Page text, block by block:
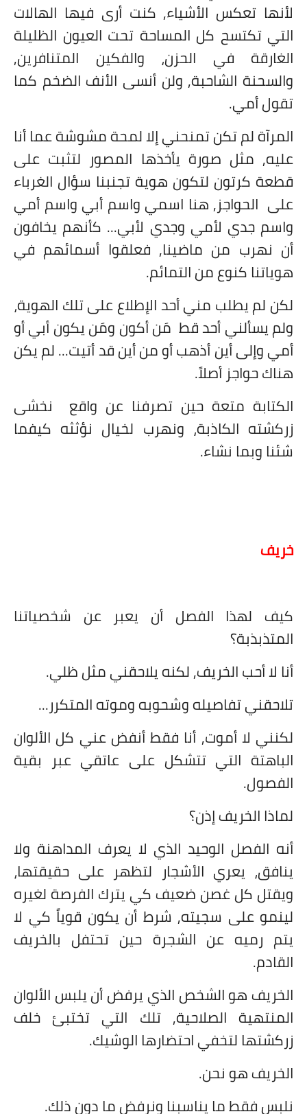
لأنها تعكس الأشياء, كنت أرى فيها الهالات
التي تكتسح كل المساحة تحت العيون الظليلة
الغارقة في الحزن، والفكين المتنافرين,
والسحنة الشاحبة, ولن أنسى الأنف الضخم كما
تقول أمي.
المرآة لم تكن تمنحني إلا لمحة مشوشة عما أنا
عليه, مثل صورة يأخذها المصور لتثبت على
قطعة كرتون لتكون هوية تجنبنا سؤال الغرباء
على الحواجز, هنا اسمي واسم أبي واسم أمي
واسم جدي لأمي وجدي لأبي... كأنهم يخافون
أن نهرب من ماضينا, فعلقوا أسمائهم في
هوياتنا كنوع من التمائم.
لكن لم يطلب مني أحد الإطلاع على تلك الهوية،
ولم يسألني أحد قط مَن أكون ومَن يكون أبي أو
أمي وإلى أين أذهب أو من أين قد أتيت... لم يكن
هناك حواجز أصلاً.
الكتابة متعة حين تصرفنا عن واقع
نخشى
زركشته الكاذبة، ونهرب لخيال نؤثثه كيفما
شئنا وبما نشاء.
خريف
كيف لهذا الفصل أن يعبر عن شخصياتنا
المتذبذبة؟
أنا لا أحب الخريف, لكنه يلاحقني مثل ظلي.
تلاحقني تفاصيله وشحوبه وموته المتكرر...
لكنني لا أموت, أنا فقط أنفض عني كل الألوان
الباهتة التي تتشكل على عاتقي عبر بقية
الفصول.
لماذا الخريف إذن؟
أنه الفصل الوحيد الذي لا يعرف المداهنة ولا
ينافق، يعري الأشجار لتظهر على حقيقتها،
ويقتل كل غصن ضعيف كي يترك الفرصة لغيره
لينمو على سجيته, شرط أن يكون قوياً كي لا
يتم رميه عن الشجرة حين تحتفل بالخريف
القادم.
الخريف هو الشخص الذي يرفض أن يلبس الألوان
المنتهية الصلاحية, تلك التي تختبئ خلف
زركشتها لتخفي احتضارها الوشيك.
الخريف هو نحن.
نلبس فقط ما يناسبنا ونرفض ما دون ذلك.